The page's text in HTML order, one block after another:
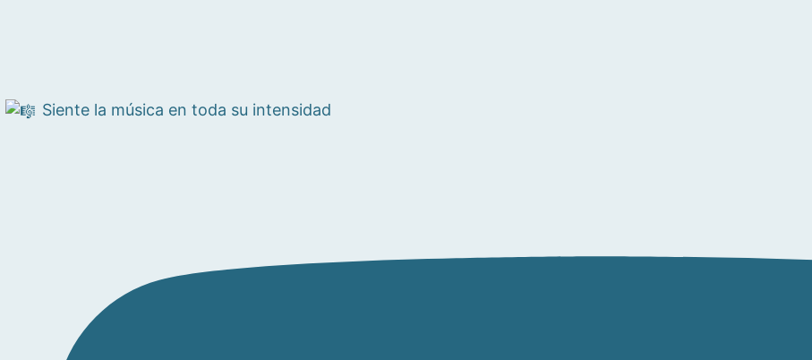
Siente la música en toda su intensidad